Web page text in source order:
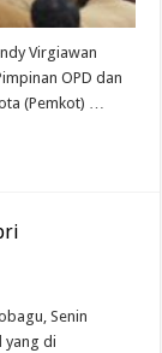
Virgiawan
OPD dan
(Pemkot) …
Senin
yang di